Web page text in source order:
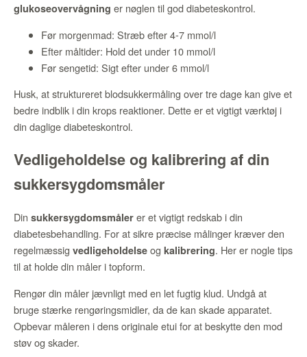
glukoseovervågning er nøglen til god diabeteskontrol.
Før morgenmad: Stræb efter 4-7 mmol/l
Efter måltider: Hold det under 10 mmol/l
Før sengetid: Sigt efter under 6 mmol/l
Husk, at struktureret blodsukkermåling over tre dage kan give et
bedre indblik i din krops reaktioner. Dette er et vigtigt værktøj i
din daglige diabeteskontrol.
Vedligeholdelse og kalibrering af din
sukkersygdomsmåler
Din sukkersygdomsmåler er et vigtigt redskab i din
diabetesbehandling. For at sikre præcise målinger kræver den
regelmæssig vedligeholdelse og kalibrering. Her er nogle tips
til at holde din måler i topform.
Rengør din måler jævnligt med en let fugtig klud. Undgå at
bruge stærke rengøringsmidler, da de kan skade apparatet.
Opbevar måleren i dens originale etui for at beskytte den mod
støv og skader.